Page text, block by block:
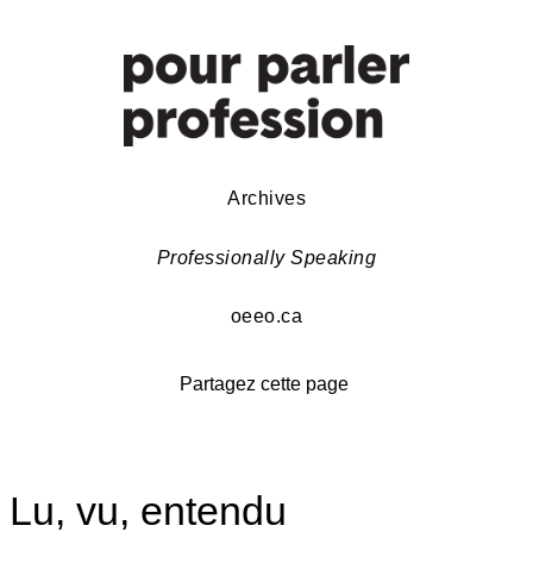
Archives
Professionally Speaking
oeeo.ca
Partagez cette page
Lu, vu, entendu